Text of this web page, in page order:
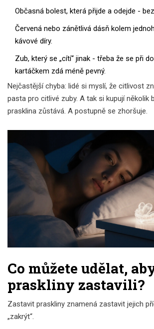
Občasná bolest, která přijde a odejde -
Červená nebo zánětlivá dásň kolem
kávové díry.
Zub, který se „cítí“ jinak - třeba že se při
kartáčkem zdá méně pevný.
Nejčastější chyba: lidé si myslí, že citlivost
pasta pro citlivé zuby. A tak si kupují několik
prasklina zůstává. A postupně se zhoršuje.
Co můžete udělat,
praskliny zastavili?
Zastavit praskliny znamená zastavit jejich
„zakrýt“.